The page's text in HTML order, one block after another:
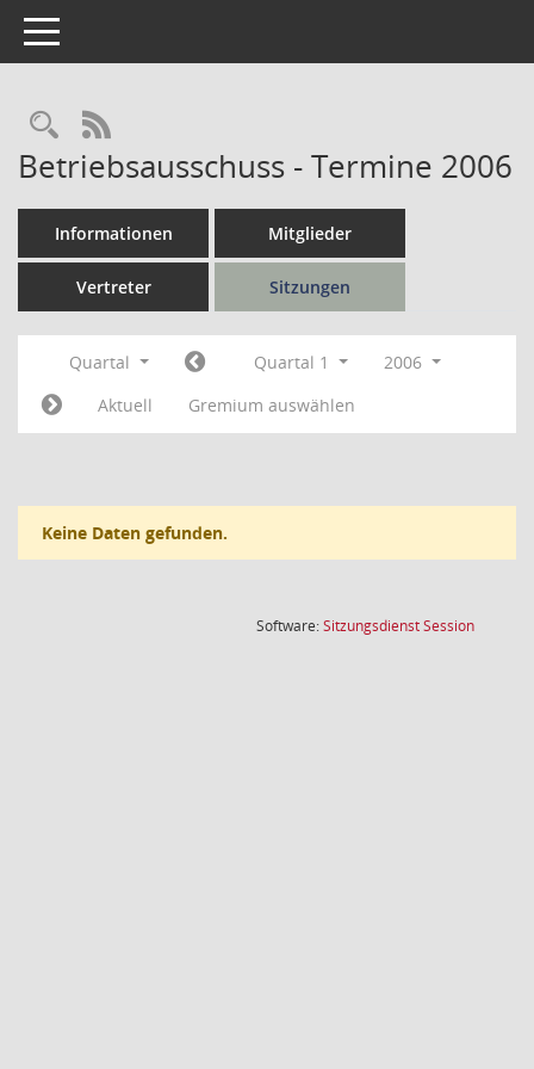
Toggle navigation
Rechercheauswahl
RSS-Feed
Betriebsausschuss - Termine 2006
Informationen Mitglieder
Vertreter Sitzungen
Quartal Quartal 1
2006
Aktuell
Gremium auswählen
Keine Daten gefunden.
Software:SitzungsdienstSession(Wird in